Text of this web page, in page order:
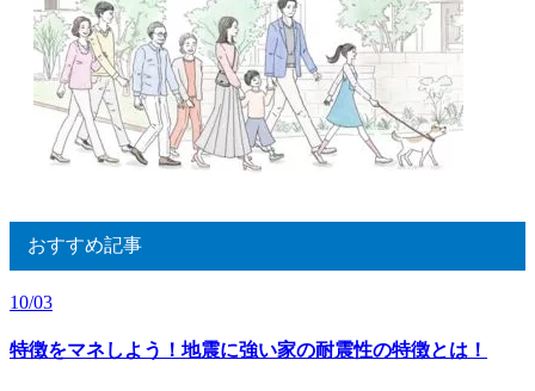
おすすめ記事
10/03
特徴をマネしよう！地震に強い家の耐震性の特徴とは！